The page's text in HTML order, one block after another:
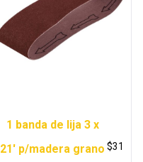
1 banda de lija 3 x
21′ p/madera grano $31